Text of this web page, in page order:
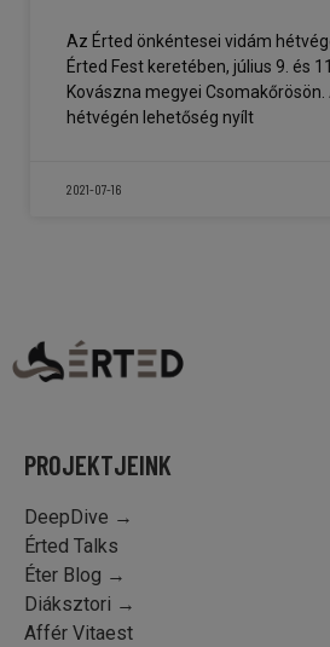
Az Érted önkéntesei vidám
Érted Fest keretében, július 9. és
Kovászna megyei
hétvégén lehetőség nyílt
2021-07-16
PROJEKTJEINK
DeepDive →
Érted Talks
Éter Blog →
Diáksztori →
Affér Vitaest